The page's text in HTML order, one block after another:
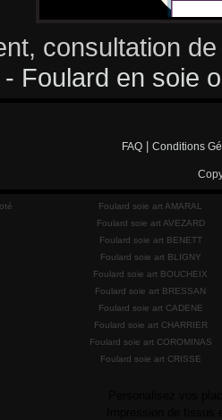
consultation
Foulard en soie
FAQ Conditions
Foulard soie art AMARAL
Foulard soie art AVEZARD
Foulard soie art BENETT
Foulard soie art BLIGNY
Foulard soie art BOUCHEIX
Foulard soie art BRESSAN
Foulard soie art CADENE
Foulard soie art CHARRIER
Foulard soie art COROMINAS
Foulard soie art CRISSE